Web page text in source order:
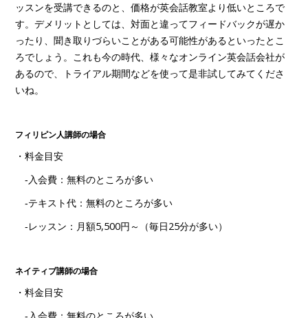
ッスンを受講できるのと、価格が英会話教室より低いところで
す。デメリットとしては、対面と違ってフィードバックが遅か
ったり、聞き取りづらいことがある可能性があるといったとこ
ろでしょう。これも今の時代、様々なオンライン英会話会社が
あるので、トライアル期間などを使って是非試してみてくださ
いね。
フィリピン人講師の場合
・料金目安
‐入会費：無料のところが多い
‐テキスト代：無料のところが多い
‐レッスン：月額5,500円～（毎日25分が多い）
ネイティブ講師の場合
・料金目安